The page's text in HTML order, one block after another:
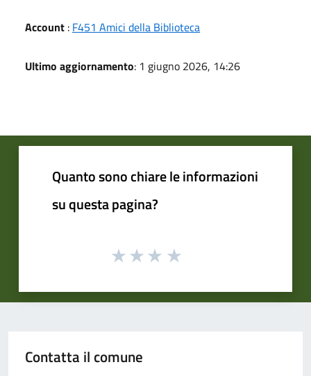
Account : F451 Amici della Biblioteca
Ultimo aggiornamento: 1 giugno 2026, 14:26
Quanto sono chiare le informazioni
su questa pagina?
Contatta il comune